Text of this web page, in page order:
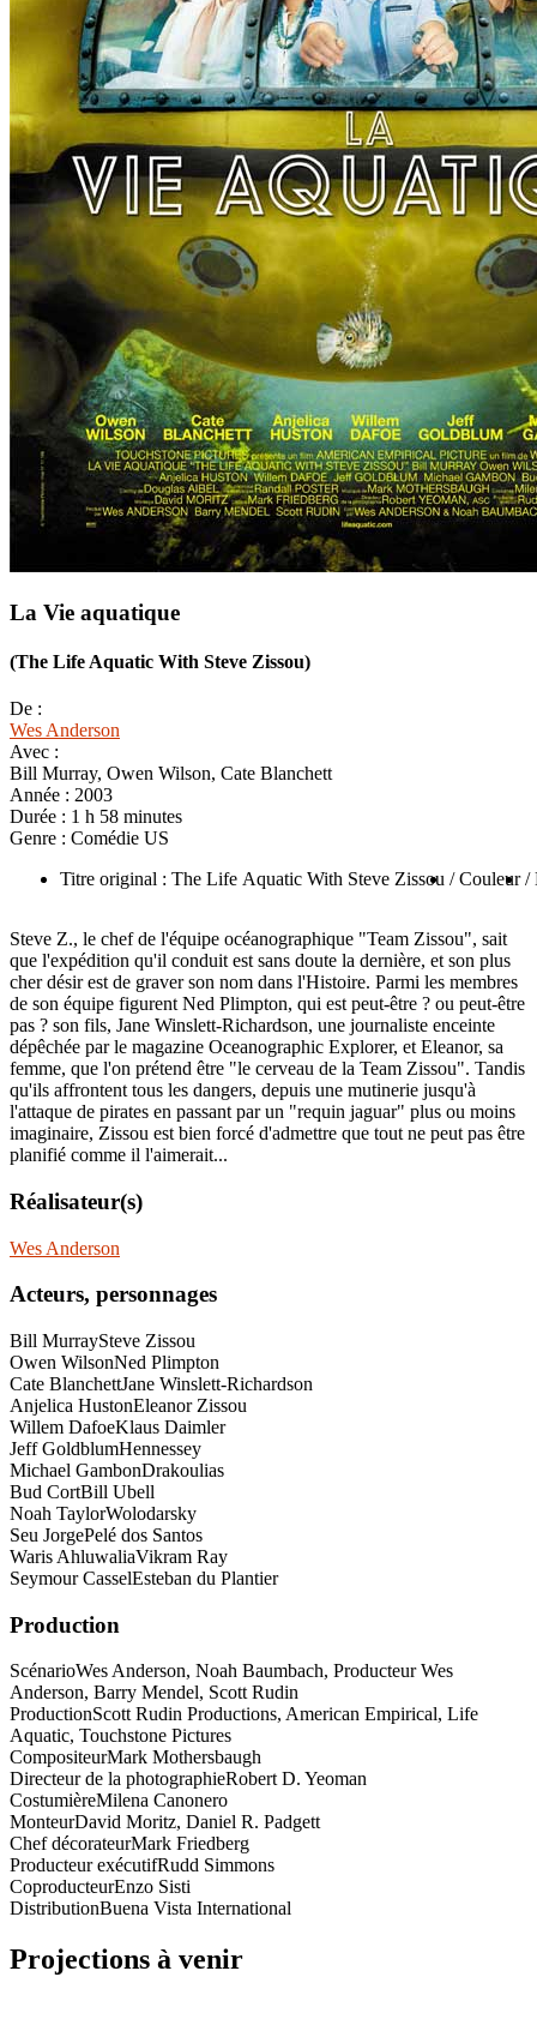
La Vie aquatique
(The Life Aquatic With Steve Zissou)
De :
Wes Anderson
Avec :
Bill Murray, Owen Wilson, Cate Blanchett
Année : 2003
Durée : 1 h 58 minutes
Genre : Comédie US
Titre original : The Life Aquatic With Steve Zissou / Couleur /
Steve Z., le chef de l'équipe océanographique "Team Zissou", sait
que l'expédition qu'il conduit est sans doute la dernière, et son plus
cher désir est de graver son nom dans l'Histoire. Parmi les membres
de son équipe figurent Ned Plimpton, qui est peut-être ? ou peut-être
pas ? son fils, Jane Winslett-Richardson, une journaliste enceinte
dépêchée par le magazine Oceanographic Explorer, et Eleanor, sa
femme, que l'on prétend être "le cerveau de la Team Zissou". Tandis
qu'ils affrontent tous les dangers, depuis une mutinerie jusqu'à
l'attaque de pirates en passant par un "requin jaguar" plus ou moins
imaginaire, Zissou est bien forcé d'admettre que tout ne peut pas être
planifié comme il l'aimerait...
Réalisateur(s)
Wes Anderson
Acteurs, personnages
Bill MurraySteve Zissou
Owen WilsonNed Plimpton
Cate BlanchettJane Winslett-Richardson
Anjelica HustonEleanor Zissou
Willem DafoeKlaus Daimler
Jeff GoldblumHennessey
Michael GambonDrakoulias
Bud CortBill Ubell
Noah TaylorWolodarsky
Seu JorgePelé dos Santos
Waris AhluwaliaVikram Ray
Seymour CasselEsteban du Plantier
Production
ScénarioWes Anderson, Noah Baumbach, Producteur Wes
Anderson, Barry Mendel, Scott Rudin
ProductionScott Rudin Productions, American Empirical, Life
Aquatic, Touchstone Pictures
CompositeurMark Mothersbaugh
Directeur de la photographieRobert D. Yeoman
CostumièreMilena Canonero
MonteurDavid Moritz, Daniel R. Padgett
Chef décorateurMark Friedberg
Producteur exécutifRudd Simmons
CoproducteurEnzo Sisti
DistributionBuena Vista International
Projections à venir